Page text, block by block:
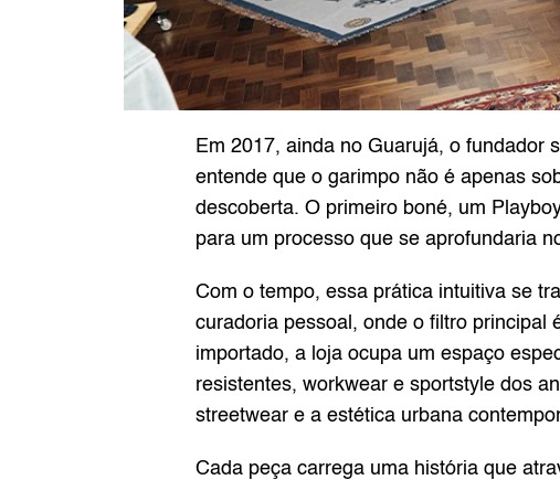
Em 2017, ainda no Guarujá, o fundador
entende que o garimpo não é apenas
descoberta. O primeiro boné, um
para um processo que se aprofundaria
Com o tempo, essa prática intuitiva se
curadoria pessoal, onde o filtro principal
importado, a loja ocupa um espaço
resistentes, workwear e sportstyle dos
streetwear e a estética urbana
Cada peça carrega uma história que